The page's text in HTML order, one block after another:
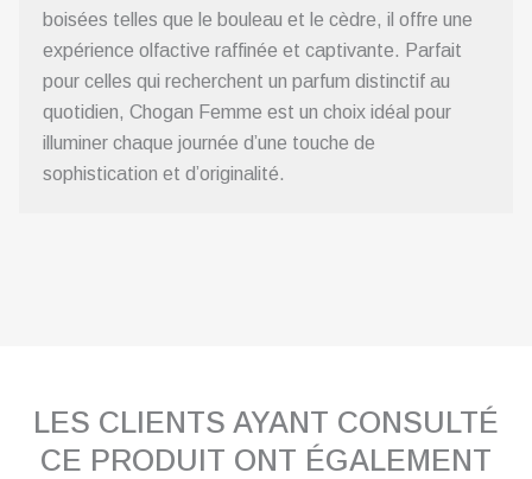
boisées telles que le bouleau et le cèdre, il offre une
expérience olfactive raffinée et captivante. Parfait
pour celles qui recherchent un parfum distinctif au
quotidien, Chogan Femme est un choix idéal pour
illuminer chaque journée d’une touche de
sophistication et d’originalité.
LES CLIENTS AYANT CONSULTÉ
CE PRODUIT ONT ÉGALEMENT